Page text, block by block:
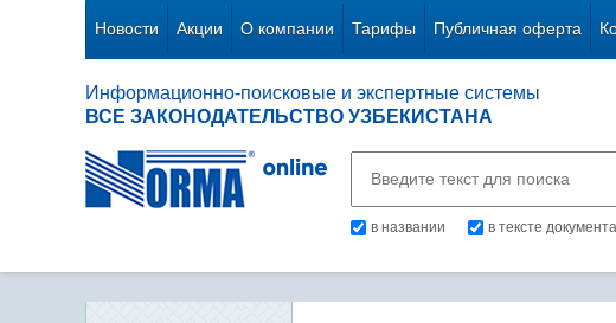
Новости Акции О компании Тарифы Публичная оферта
Информационно-поисковые и экспертные системы
ВСЕ ЗАКОНОДАТЕЛЬСТВО УЗБЕКИСТАНА
в названии в тексте документа